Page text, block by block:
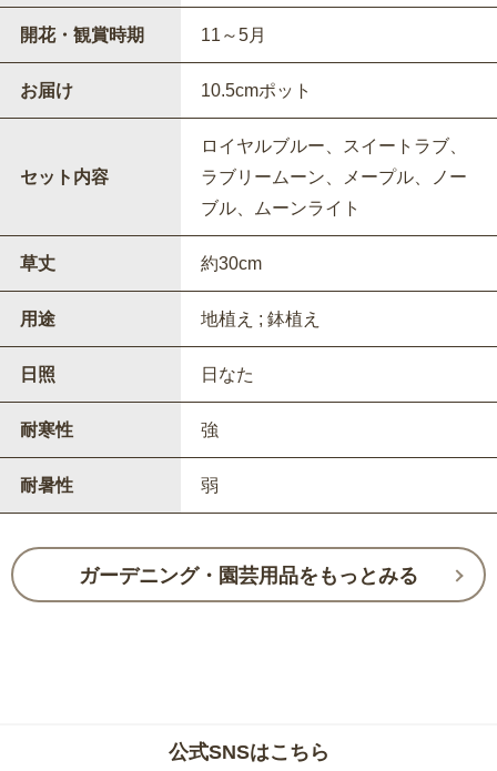
開花・観賞時期 11～5月
お届け 10.5cmポット
セット内容
ロイヤルブルー、スイートラブ、
ラブリームーン、メープル、ノー
ブル、ムーンライト
草丈 約30cm
用途 地植え ; 鉢植え
日照 日なた
耐寒性 強
耐暑性 弱
ガーデニング・園芸用品をもっとみる
公式SNSはこちら